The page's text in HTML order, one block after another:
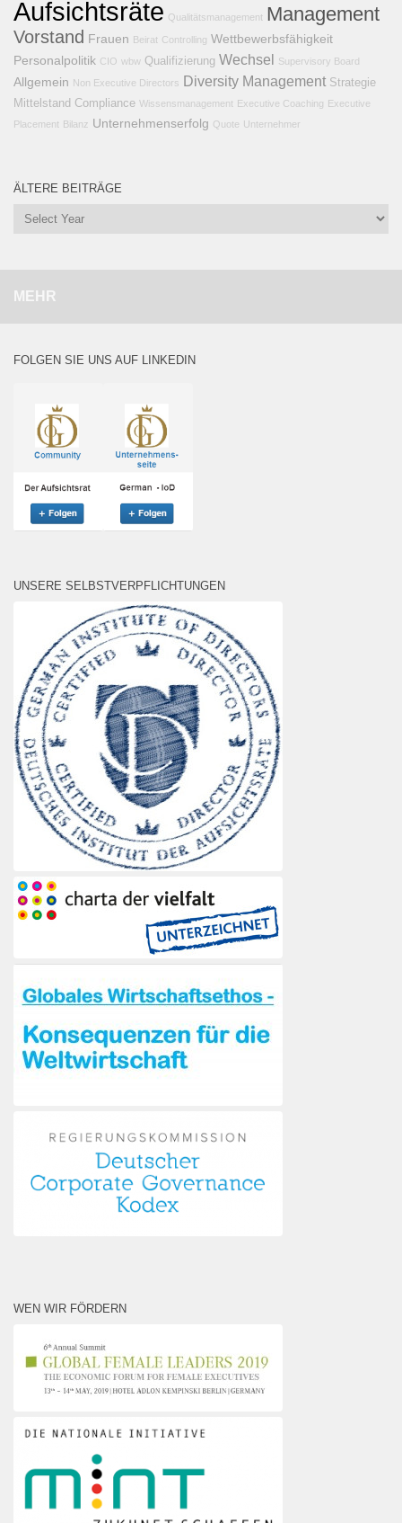
Aufsichtsräte Qualitätsmanagement Management
Vorstand Frauen Beirat Controlling Wettbewerbsfähigkeit
Personalpolitik CIO wbw Qualifizierung Wechsel Supervisory Board
Allgemein Non Executive Directors Diversity Management Strategie
Mittelstand Compliance Wissensmanagement Executive Coaching Executive
Placement Bilanz Unternehmenserfolg Quote Unternehmer
ÄLTERE BEITRÄGE
MEHR
FOLGEN SIE UNS AUF LINKEDIN
UNSERE SELBSTVERPFLICHTUNGEN
WEN WIR FÖRDERN